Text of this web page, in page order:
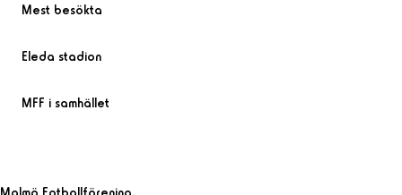
Mest besökta
Eleda stadion
MFF i samhället